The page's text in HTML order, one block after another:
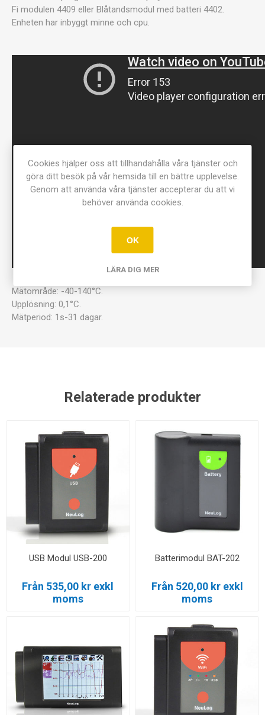
Fi modulen 4409 eller Blåtandsmodul med batteri 4402.
Enheten har inbyggt minne och cpu.
Mätområde: -40-140°C.
Upplösning: 0,1°C.
Mätperiod: 1s-31 dagar.
Relaterade produkter
USB Modul USB-200
Från 535,00 kr exkl
moms
Batterimodul BAT-202
Från 520,00 kr exkl
moms
Cookies hjälper oss att tillhandahålla våra tjänster och
göra ditt besök på vår hemsida till en bättre upplevelse.
Genom att använda våra tjänster accepterar du att vi
behöver använda cookies.
OK
LÄRA DIG MER